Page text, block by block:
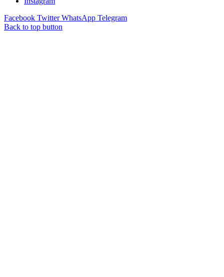
Facebook Twitter WhatsApp Telegram
Back to top button